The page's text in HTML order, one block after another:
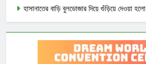
হাসানাতের বাড়ি বুলডোজার দিয়ে গুঁড়িয়ে দেওয়া হলো